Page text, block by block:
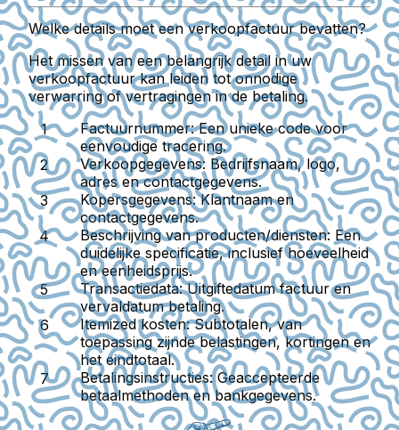
Welke details moet een verkoopfactuur bevatten?
Het missen van een belangrijk detail in uw
verkoopfactuur kan leiden tot onnodige
verwarring of vertragingen in de betaling.
Factuurnummer: Een unieke code voor
eenvoudige tracering.
Verkoopgegevens: Bedrijfsnaam, logo,
adres en contactgegevens.
Kopersgegevens: Klantnaam en
contactgegevens.
Beschrijving van producten/diensten: Een
duidelijke specificatie, inclusief hoeveelheid
en eenheidsprijs.
Transactiedata: Uitgiftedatum factuur en
vervaldatum betaling.
Itemized kosten: Subtotalen, van
toepassing zijnde belastingen, kortingen en
het eindtotaal.
Betalingsinstructies: Geaccepteerde
betaalmethoden en bankgegevens.